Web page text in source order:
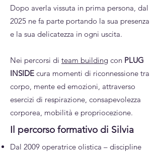
Dopo averla vissuta in prima persona, dal
2025 ne fa parte portando la sua presenza
e la sua delicatezza in ogni uscita.
Nei percorsi di team building con PLUG
INSIDE cura momenti di riconnessione tra
corpo, mente ed emozioni, attraverso
esercizi di respirazione, consapevolezza
corporea, mobilità e propriocezione.
Il percorso formativo di Silvia
Dal 2009 operatrice olistica – discipline